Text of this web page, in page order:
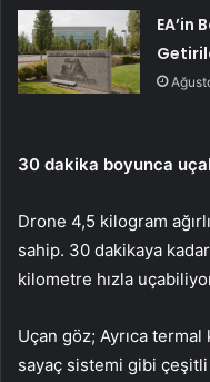
EA’in
30 dakika boyunca
Drone 4,5 kilogram
sahip. 30 dakikaya
kilometre hızla
Uçan göz; Ayrıca
sayaç sistemi gibi çeşitli